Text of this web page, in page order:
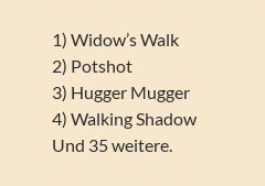
1) Widow’s Walk
2) Potshot
3) Hugger Mugger
4) Walking Shadow
Und 35 weitere.